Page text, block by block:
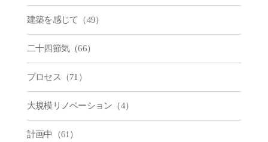
建築を感じて（49）
二十四節気（66）
プロセス（71）
大規模リノベーション（4）
計画中（61）